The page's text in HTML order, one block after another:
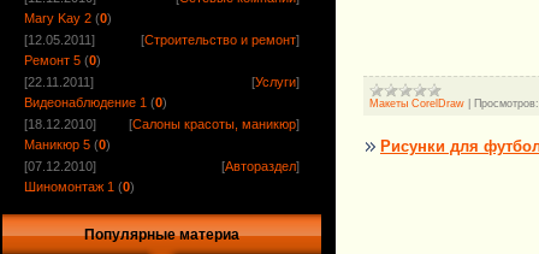
Mary Kay 2 (0)
[12.05.2011]
[Строительство и ремонт]
Ремонт 5 (0)
[22.11.2011]
[Услуги]
Видеонаблюдение 1 (0)
[18.12.2010]
[Салоны красоты, маникюр]
Маникюр 5 (0)
[07.12.2010]
[Автораздел]
Шиномонтаж 1 (0)
Популярные материа
Макеты CorelDraw Просмотров:
Рисунки для